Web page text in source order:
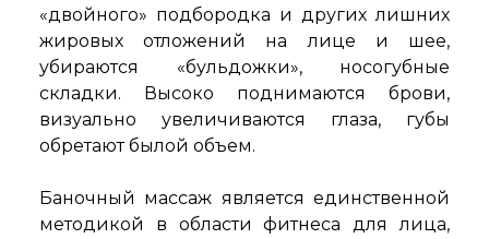
«двойного» подбородка и других лишних
жировых отложений на лице и шее,
убираются «бульдожки», носогубные
складки. Высоко поднимаются брови,
визуально увеличиваются глаза, губы
обретают былой объем.
Баночный массаж является единственной
методикой в области фитнеса для лица,